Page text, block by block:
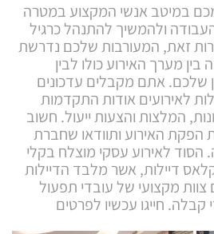
במיטב אנשי המקצוע במטרה
ולהמשיך להתנהל כרגיל
זאת, המעורבות שלכם נדרשת
מערך האירוע כולו לבין
שלכם. אתם מקבלים עדכונים
לאירועים אודות התקדמות
המלצות והצעות ייעול. חשוב
האירוע ותוודאו שחברת
לאירוע עסקי מוצלח בקלי
דיילות, אשר מלבד הדיילות
מקצועי של עובדי תפעול
קבלה. חייגו עכשיו לפרטים